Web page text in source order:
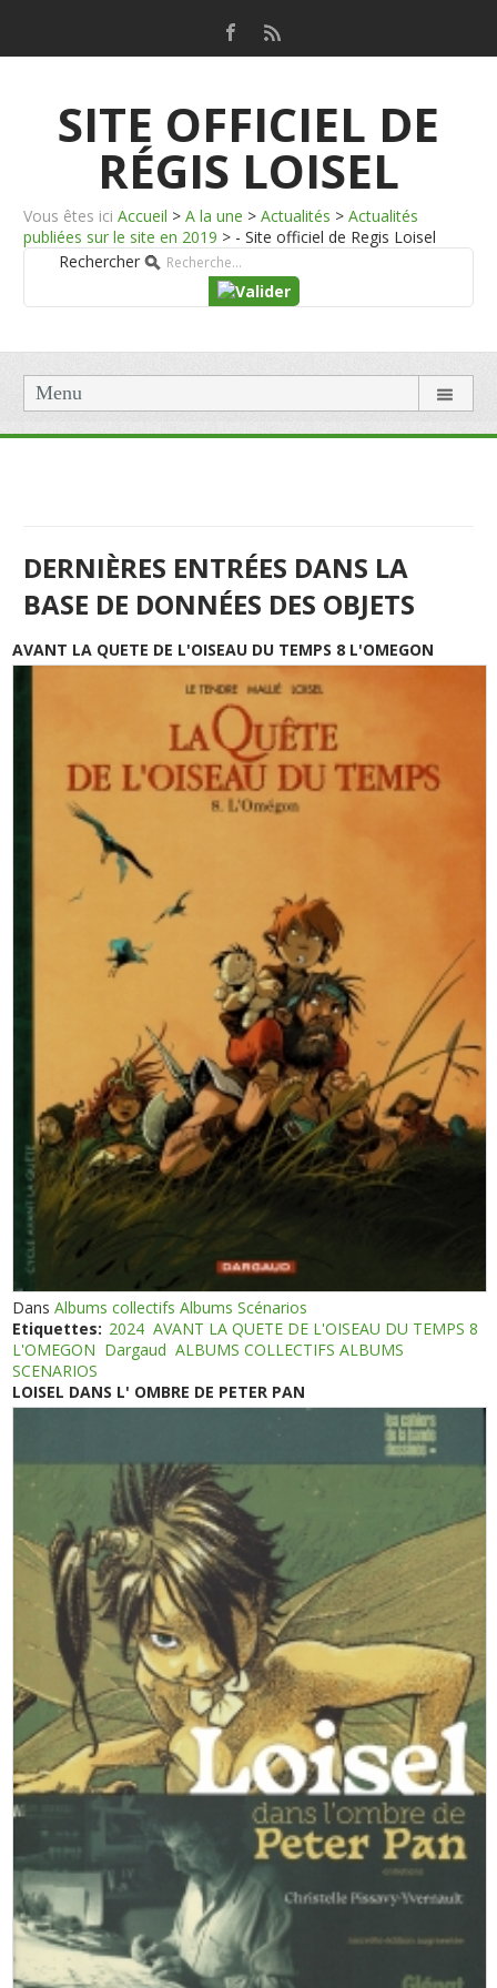
SITE OFFICIEL DE
RÉGIS LOISEL
Vous êtes ici Accueil > A la une > Actualités > Actualités
publiées sur le site en 2019 > - Site officiel de Regis Loisel
Rechercher
Menu
DERNIÈRES ENTRÉES DANS LA
BASE DE DONNÉES DES OBJETS
AVANT LA QUETE DE L'OISEAU DU TEMPS 8 L'OMEGON
DansAlbums collectifs Albums Scénarios
Etiquettes: 2024 AVANT LA QUETE DE L'OISEAU DU TEMPS 8
L'OMEGON Dargaud ALBUMS COLLECTIFS ALBUMS
SCENARIOS
LOISEL DANS L' OMBRE DE PETER PAN